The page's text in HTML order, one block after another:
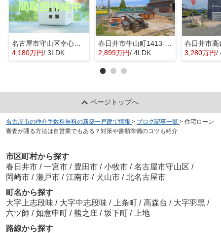
名古屋市守山区幸心２丁目435『仲介料無料』新築戸建て
4,180万円/ 3LDK
2,899万円/ 4LDK 3,280万円/
ページトップへ
名古屋市の仲介手数料無料の新築一戸建て情報 > ブログ記事一覧 > 住宅ローン
審査が通る方法は自営業でもある？対策や書類準備のコツも紹介
市区町村から探す
春日井市 / 一宮市 / 豊田市 / 小牧市 / 名古屋市守山区 /
岡崎市 / 瀬戸市 / 江南市 / 犬山市 / 北名古屋市
町名から探す
大字上志段味 / 大字中志段味 / 上条町 / 高森台 / 大字羽黒 /
六ツ師 / 如意申町 / 熊之庄 / 坂下町 /
上地
路線から探す